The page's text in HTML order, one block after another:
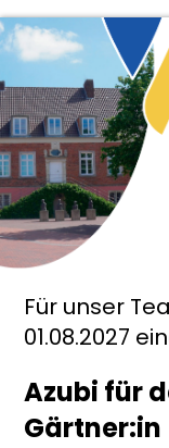
Für unser
01.08.2027
Azubi für
Gärtner:in